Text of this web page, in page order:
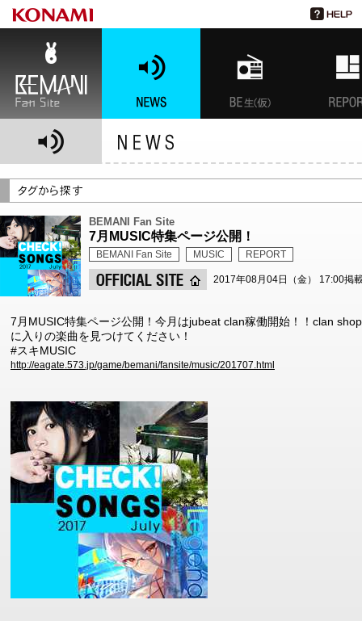
BEMANI Fan Site
7月MUSIC特集ページ公開！
BEMANI Fan Site MUSIC REPORT
2017年08月04日（金） 17:00掲
7月MUSIC特集ページ公開！今月はjubeat clan稼働開始！！clan
に入りの楽曲を見つけてください！
#スキMUSIC
http://eagate.573.jp/game/bemani/fansite/music/201707.html